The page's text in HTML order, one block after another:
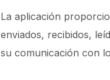
La aplicación
enviados, recibidos,
su comunicación con